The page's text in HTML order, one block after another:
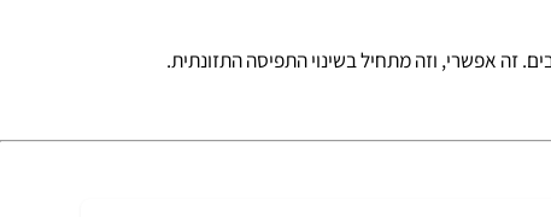
אפשרי, וזה מתחיל בשינוי התפיסה התזונתית.